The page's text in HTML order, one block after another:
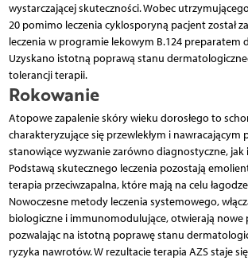
wystarczającej skuteczności. Wobec
20 pomimo leczenia cyklosporyną pacjent został
leczenia w programie lekowym B.124 preparatem
Uzyskano istotną poprawą stanu
tolerancji terapii.
Rokowanie
Atopowe zapalenie skóry wieku dorosłego to
charakteryzujące się przewlekłym i nawracającym
stanowiące wyzwanie zarówno diagnostyczne, jak
Podstawą skutecznego leczenia pozostają
terapia przeciwzapalna, które mają na celu
Nowoczesne metody leczenia systemowego,
biologiczne i immunomodulujące, otwierają nowe
pozwalając na istotną poprawę stanu
ryzyka nawrotów. W rezultacie terapia AZS staje